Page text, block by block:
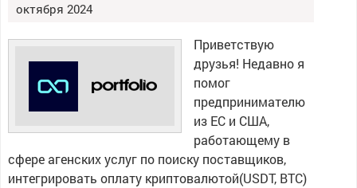
октября 2024
Приветствую
друзья! Недавно я
помог
предпринимателю
из ЕС и США,
работающему в
сфере агенских услуг по поиску поставщиков,
интегрировать оплату криптовалютой(USDT, BTC)